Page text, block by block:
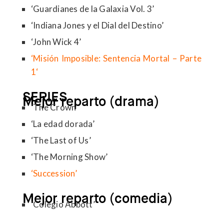
‘Guardianes de la Galaxia Vol. 3’
‘Indiana Jones y el Dial del Destino’
‘John Wick 4’
‘Misión Imposible: Sentencia Mortal – Parte
1‘
SERIES
Mejor reparto (drama)
‘The Crown’
‘La edad dorada’
‘The Last of Us’
‘The Morning Show’
‘Succession’
Mejor reparto (comedia)
‘Colegio Abbott’